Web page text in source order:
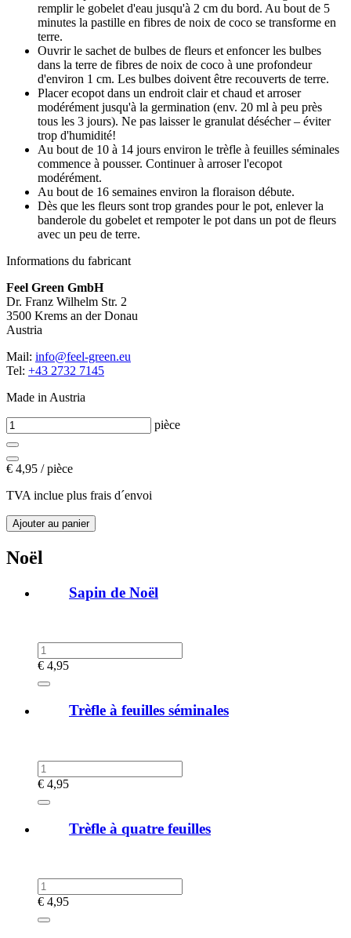
remplir le gobelet d'eau jusqu'à 2 cm du bord. Au bout de 5
minutes la pastille en fibres de noix de coco se transforme en
terre.
Ouvrir le sachet de bulbes de fleurs et enfoncer les bulbes
dans la terre de fibres de noix de coco à une profondeur
d'environ 1 cm. Les bulbes doivent être recouverts de terre.
Placer ecopot dans un endroit clair et chaud et arroser
modérément jusqu'à la germination (env. 20 ml à peu près
tous les 3 jours). Ne pas laisser le granulat désécher – éviter
trop d'humidité!
Au bout de 10 à 14 jours environ le trèfle à feuilles séminales
commence à pousser. Continuer à arroser l'ecopot
modérément.
Au bout de 16 semaines environ la floraison débute.
Dès que les fleurs sont trop grandes pour le pot, enlever la
banderole du gobelet et rempoter le pot dans un pot de fleurs
avec un peu de terre.
Informations du fabricant
Feel Green GmbH
Dr. Franz Wilhelm Str. 2
3500 Krems an der Donau
Austria
Mail: info@feel-green.eu
Tel: +43 2732 7145
Made in Austria
pièce
€ 4,95 / pièce
TVA inclue plus frais d´envoi
Noël
Sapin de Noël
€ 4,95
Trèfle à feuilles séminales
€ 4,95
Trèfle à quatre feuilles
€ 4,95